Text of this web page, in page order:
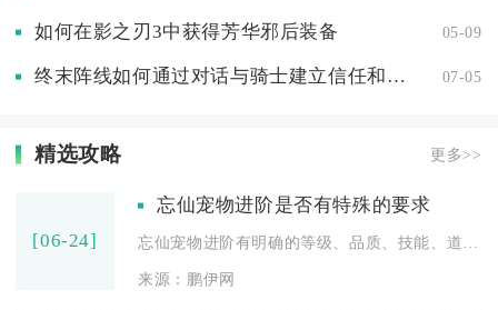
如何在影之刃3中获得芳华邪后装备 05-09
终末阵线如何通过对话与骑士建立信任和合作 07-05
精选攻略 更多>>
[06-24]
忘仙宠物进阶是否有特殊的要求
忘仙宠物进阶有明确的等级、品质、技能、道具及稀有度五大特殊要...
来源：鹏伊网